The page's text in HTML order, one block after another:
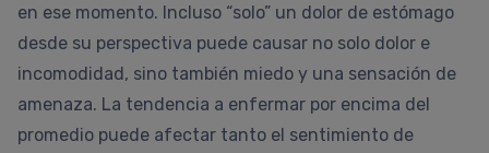
en ese momento. Incluso “solo” un dolor de estómago
desde su perspectiva puede causar no solo dolor e
incomodidad, sino también miedo y una sensación de
amenaza. La tendencia a enfermar por encima del
promedio puede afectar tanto el sentimiento de